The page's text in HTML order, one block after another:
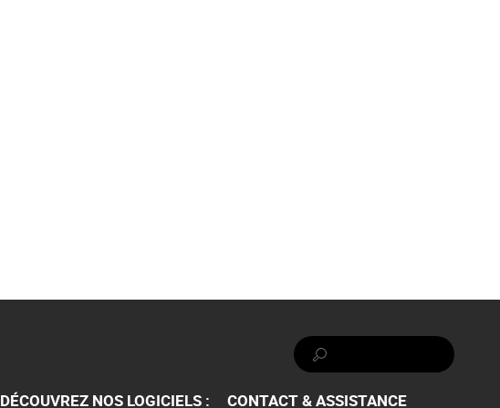
Rechercher :
DÉCOUVREZ NOS LOGICIELS : CONTACT & ASSISTANCE